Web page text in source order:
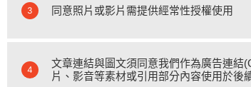
3 同意照片或影片需提供經常性授權使用
4
文章連結與圖文須同意我們作為廣告連結
片、影音等素材或引用部分內容使用於後